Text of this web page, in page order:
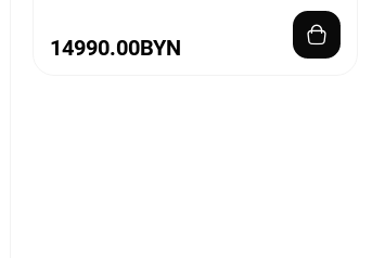
14990.00BYN